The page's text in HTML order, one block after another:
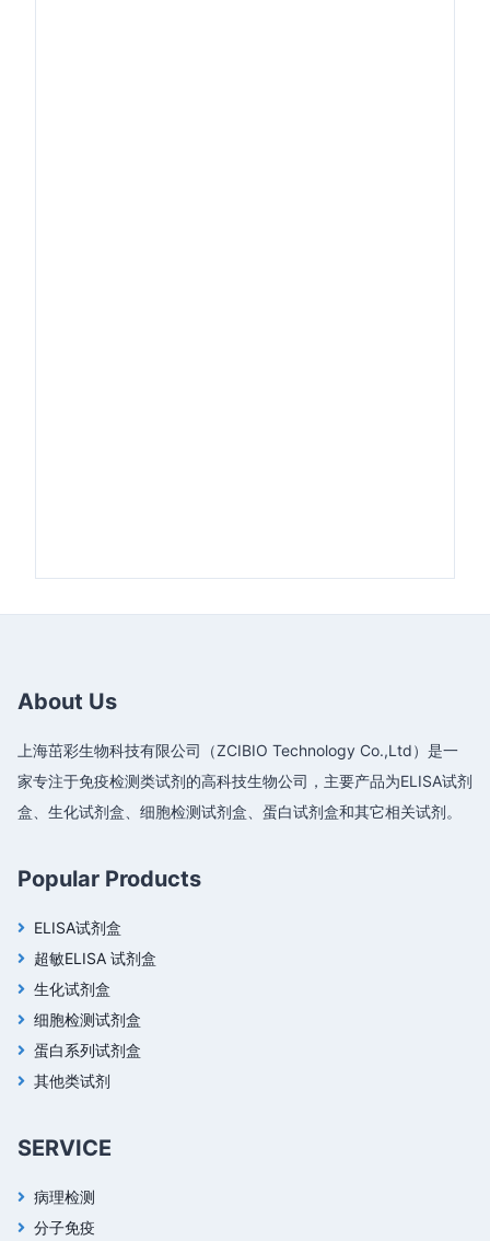
About Us
上海茁彩生物科技有限公司（ZCIBIO Technology Co.,Ltd）是一
家专注于免疫检测类试剂的高科技生物公司，主要产品为ELISA试剂
盒、生化试剂盒、细胞检测试剂盒、蛋白试剂盒和其它相关试剂。
Popular Products
ELISA试剂盒
超敏ELISA 试剂盒
生化试剂盒
细胞检测试剂盒
蛋白系列试剂盒
其他类试剂
SERVICE
病理检测
分子免疫